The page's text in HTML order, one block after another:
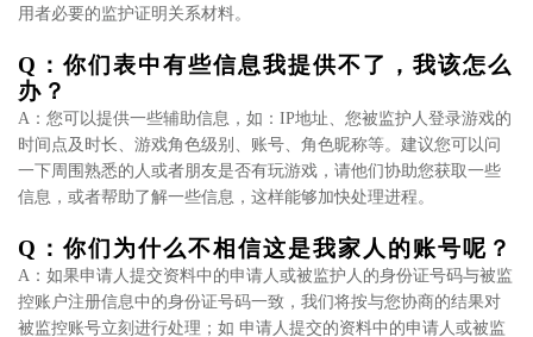
用者必要的监护证明关系材料。
Q：你们表中有些信息我提供不了，我该怎么
办？
A：您可以提供一些辅助信息，如：IP地址、您被监护人登录游戏的
时间点及时长、游戏角色级别、账号、角色昵称等。建议您可以问
一下周围熟悉的人或者朋友是否有玩游戏，请他们协助您获取一些
信息，或者帮助了解一些信息，这样能够加快处理进程。
Q：你们为什么不相信这是我家人的账号呢？
A：如果申请人提交资料中的申请人或被监护人的身份证号码与被监
控账户注册信息中的身份证号码一致，我们将按与您协商的结果对
被监控账号立刻进行处理；如 申请人提交的资料中的申请人或被监